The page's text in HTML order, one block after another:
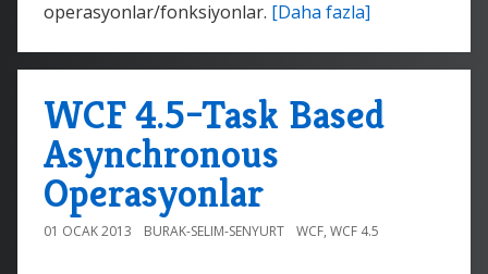
operasyonlar/fonksiyonlar. [Daha fazla]
WCF 4.5–Task Based
Asynchronous
Operasyonlar
01 OCAK 2013 BURAK-SELIM-SENYURT WCF, WCF 4.5